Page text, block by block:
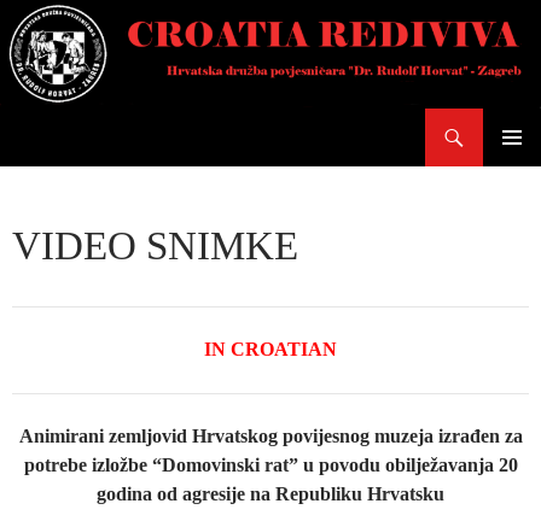
Skoči
do
sadržaja
VIDEO SNIMKE
IN CROATIAN
Animirani zemljovid Hrvatskog povijesnog muzeja izrađen za
potrebe izložbe “Domovinski rat” u povodu obilježavanja 20
godina od agresije na Republiku Hrvatsku